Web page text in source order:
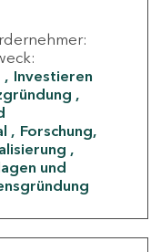
Investieren
Forschung,
und